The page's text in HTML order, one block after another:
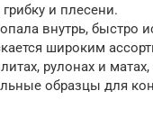
и плесени.
внутрь, быстро
широким
рулонах и
образцы для